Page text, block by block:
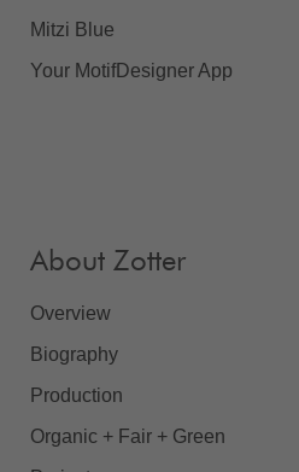
Mitzi Blue
Your MotifDesigner App
About Zotter
Overview
Biography
Production
Organic + Fair + Green